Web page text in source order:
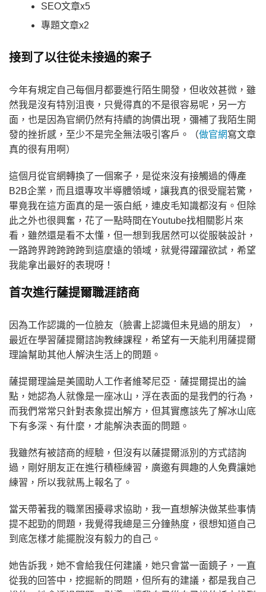
SEO文章x5
專題文章x2
接到了以往從未接過的案子
今年有規定自己每個月都要進行陌生開發，但收效甚微，雖
然我是沒有特別沮喪，只覺得真的不是很容易呢，另一方
面，也是因為官網仍然有持續的詢價出現，彌補了我陌生開
發的挫折感，至少不是完全無法吸引客戶。（做官網寫文章
真的很有用啊）
這個月從官網轉換了一個案子，是從來沒有接觸過的傳產
B2B企業，而且還專攻半導體領域，讓我真的很受寵若驚，
畢竟我在這方面真的是一張白紙，連皮毛知識都沒有。但除
此之外也很興奮，花了一點時間在Youtube找相關影片來
看，雖然還是看不太懂，但一想到我居然可以從服裝設計，
一路跨界跨跨跨跨到這麼遠的領域，就覺得躍躍欲試，希望
我能拿出最好的表現呀！
首次進行薩提爾職涯諮商
因為工作認識的一位臉友（臉書上認識但未見過的朋友），
最近在學習薩提爾諮詢教練課程，希望有一天能利用薩提爾
理論幫助其他人解決生活上的問題。
薩提爾理論是美國助人工作者維琴尼亞．薩提爾提出的論
點，她認為人就像是一座冰山，浮在表面的是我們的行為，
而我們常常只針對表象提出解方，但其實應該先了解冰山底
下有多深、有什麼，才能解決表面的問題。
我雖然有被諮商的經驗，但沒有以薩提爾派別的方式諮詢
過，剛好朋友正在進行積極練習，廣邀有興趣的人免費讓她
練習，所以我就馬上報名了。
當天帶著我的職業困擾尋求協助，我一直想解決做某些事情
提不起勁的問題，我覺得我總是三分鐘熱度，很想知道自己
到底怎樣才能擺脫沒有毅力的自己。
她告訴我，她不會給我任何建議，她只會當一面鏡子，一直
從我的回答中，挖掘新的問題，但所有的建議，都是我自己